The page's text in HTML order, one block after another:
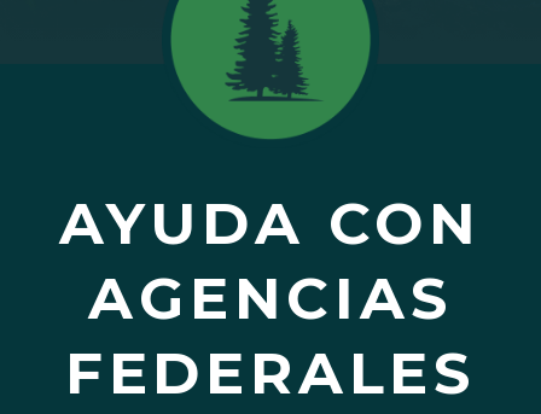
AYUDA CON
AGENCIAS
FEDERALES